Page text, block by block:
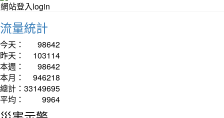
網站登入login
流量統計
今天：
98642
昨天：
103114
本週：
98642
本月：
946218
總計： 33149695
平均：
9964